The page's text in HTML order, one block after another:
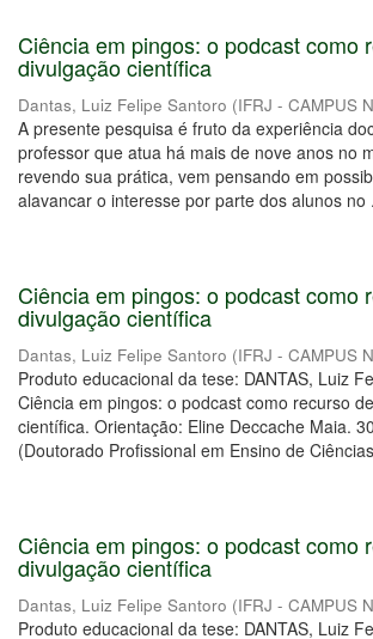
Ciência em pingos: o podcast como
divulgação científica
Dantas, Luiz Felipe Santoro (IFRJ - CAMPUS
A presente pesquisa é fruto da experiência
professor que atua há mais de nove anos no
revendo sua prática, vem pensando em
alavancar o interesse por parte dos alunos no
Ciência em pingos: o podcast como
divulgação científica
Dantas, Luiz Felipe Santoro (IFRJ - CAMPUS
Produto educacional da tese: DANTAS, Luiz
Ciência em pingos: o podcast como recurso
científica. Orientação: Eline Deccache Maia.
(Doutorado Profissional em Ensino de
Ciência em pingos: o podcast como
divulgação científica
Dantas, Luiz Felipe Santoro (IFRJ - CAMPUS
Produto educacional da tese: DANTAS, Luiz